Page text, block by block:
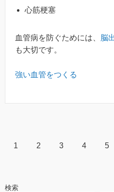
心筋梗塞
血管病を防ぐためには、 脳
も大切です。
強い血管をつくる
1 2 3 4 5
検索